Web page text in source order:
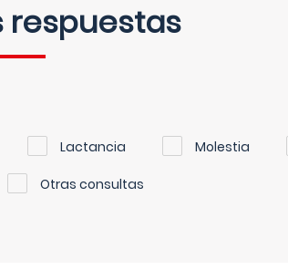
respuestas
Lactancia Molestia
Otras consultas